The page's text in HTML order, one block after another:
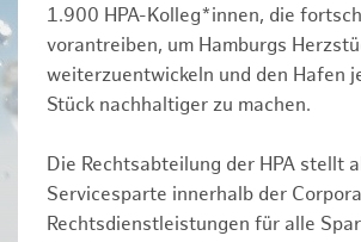
1.900 HPA-Kolleg*innen, die
vorantreiben, um Hamburgs
weiterzuentwickeln und den Hafen
Stück nachhaltiger zu machen.
Die Rechtsabteilung der HPA stellt
Servicesparte innerhalb der
Rechtsdienstleistungen für alle